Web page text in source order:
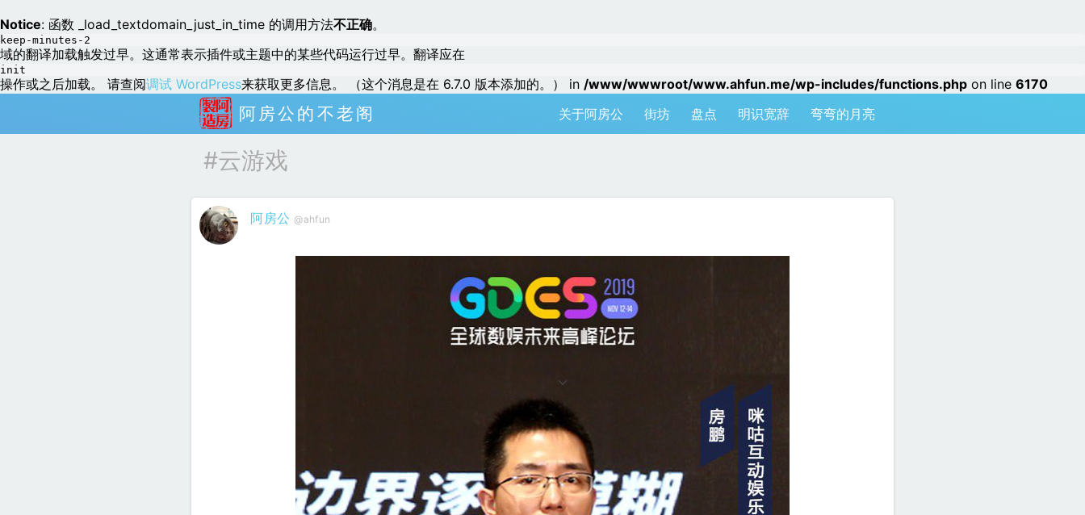
Notice: 函数 _load_textdomain_just_in_time 的调用方法不正确。
keep-minutes-2
域的翻译加载触发过早。这通常表示插件或主题中的某些代码运行过早。翻译应在
init
操作或之后加载。 请查阅调试 WordPress来获取更多信息。 （这个消息是在 6.7.0 版本添加的。） in /www/wwwroot/www.ahfun.me/wp-includes/functions.php on line 6170
阿房公的不老阁 关于阿房公 街坊 盘点 明识宽辞 弯弯的月亮
#云游戏
阿房公 @ahfun